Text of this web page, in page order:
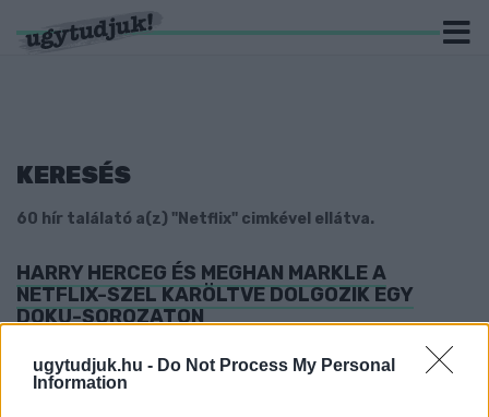
ugytudjuk.hu - Do Not Process My Personal
Information
KERESÉS
60 hír találató a(z) "Netflix" cimkével ellátva.
HARRY HERCEG ÉS MEGHAN MARKLE A
NETFLIX-SZEL KARÖLTVE DOLGOZIK EGY
DOKU-SOROZATON
Sokan attól féltek, hogy trash-reality-ben térnének vissza az
egykori trónörökösök.